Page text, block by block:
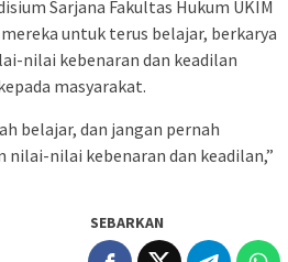
Sarjana Fakultas Hukum UKIM
untuk terus belajar, berkarya
nilai kebenaran dan keadilan
masyarakat.
belajar, dan jangan pernah
nilai kebenaran dan keadilan,”
SEBARKAN